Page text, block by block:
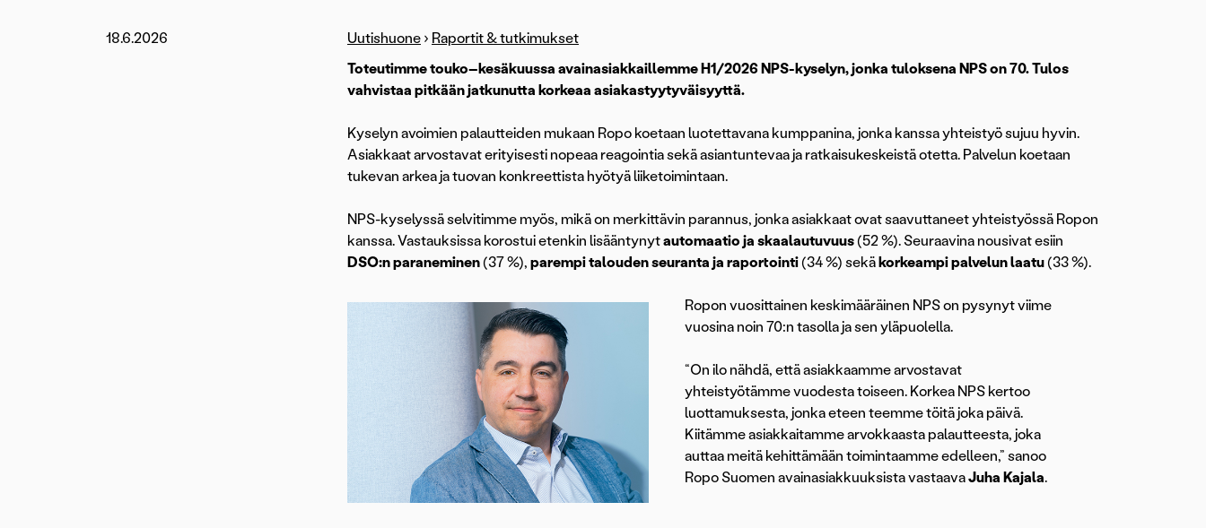
18.6.2026 Uutishuone › Raportit & tutkimukset
Toteutimme touko–kesäkuussa avainasiakkaillemme H1/2026 NPS-kyselyn, jonka tuloksena NPS on 70. Tulos
vahvistaa pitkään jatkunutta korkeaa asiakastyytyväisyyttä.
Kyselyn avoimien palautteiden mukaan Ropo koetaan luotettavana kumppanina, jonka kanssa yhteistyö sujuu hyvin.
Asiakkaat arvostavat erityisesti nopeaa reagointia sekä asiantuntevaa ja ratkaisukeskeistä otetta. Palvelun koetaan
tukevan arkea ja tuovan konkreettista hyötyä liiketoimintaan.
NPS-kyselyssä selvitimme myös, mikä on merkittävin parannus, jonka asiakkaat ovat saavuttaneet yhteistyössä Ropon
kanssa. Vastauksissa korostui etenkin lisääntynytautomaatio ja skaalautuvuus(52 %). Seuraavina nousivat esiin
DSO:n paraneminen(37 %), parempi talouden seuranta ja raportointi(34 %) sekäkorkeampi palvelun laatu(33 %).
Ropon vuosittainen keskimääräinen NPS on pysynyt viime
vuosina noin 70:n tasolla ja sen yläpuolella.
“On ilo nähdä, että asiakkaamme arvostavat
yhteistyötämme vuodesta toiseen. Korkea NPS kertoo
luottamuksesta, jonka eteen teemme töitä joka päivä.
Kiitämme asiakkaitamme arvokkaasta palautteesta, joka
auttaa meitä kehittämään toimintaamme edelleen,” sanoo
Ropo Suomen avainasiakkuuksista vastaavaJuha Kajala.